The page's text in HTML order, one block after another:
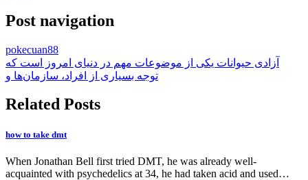
Post navigation
pokecuan88
آزادی حیوانات یکی از موضوعات مهم در دنیای امروز است که
توجه بسیاری از افراد، سازمان‌ها و
Related Posts
how to take dmt
When Jonathan Bell first tried DMT, he was already well-
acquainted with psychedelics at 34, he had taken acid and used…